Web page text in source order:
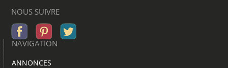
NOUS SUIVRE
NAVIGATION
ANNONCES